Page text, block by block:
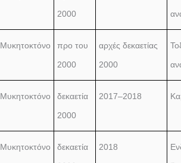
2000
Μυκητοκτόνο
προ του
2000
αρχές δεκαετίας
2000
Μυκητοκτόνο
δεκαετία
2000
2017–2018
Μυκητοκτόνο
δεκαετία
2018